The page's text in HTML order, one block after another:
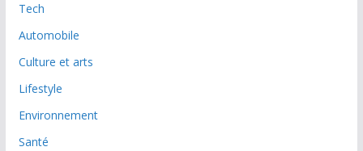
Tech
Automobile
Culture et arts
Lifestyle
Environnement
Santé